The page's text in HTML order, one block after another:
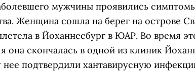
мужчины проявились
Женщина сошла на берег на острове
в Йоханнесбург в ЮАР. Во время
она скончалась в одной из клиник
подтвердили хантавирусную